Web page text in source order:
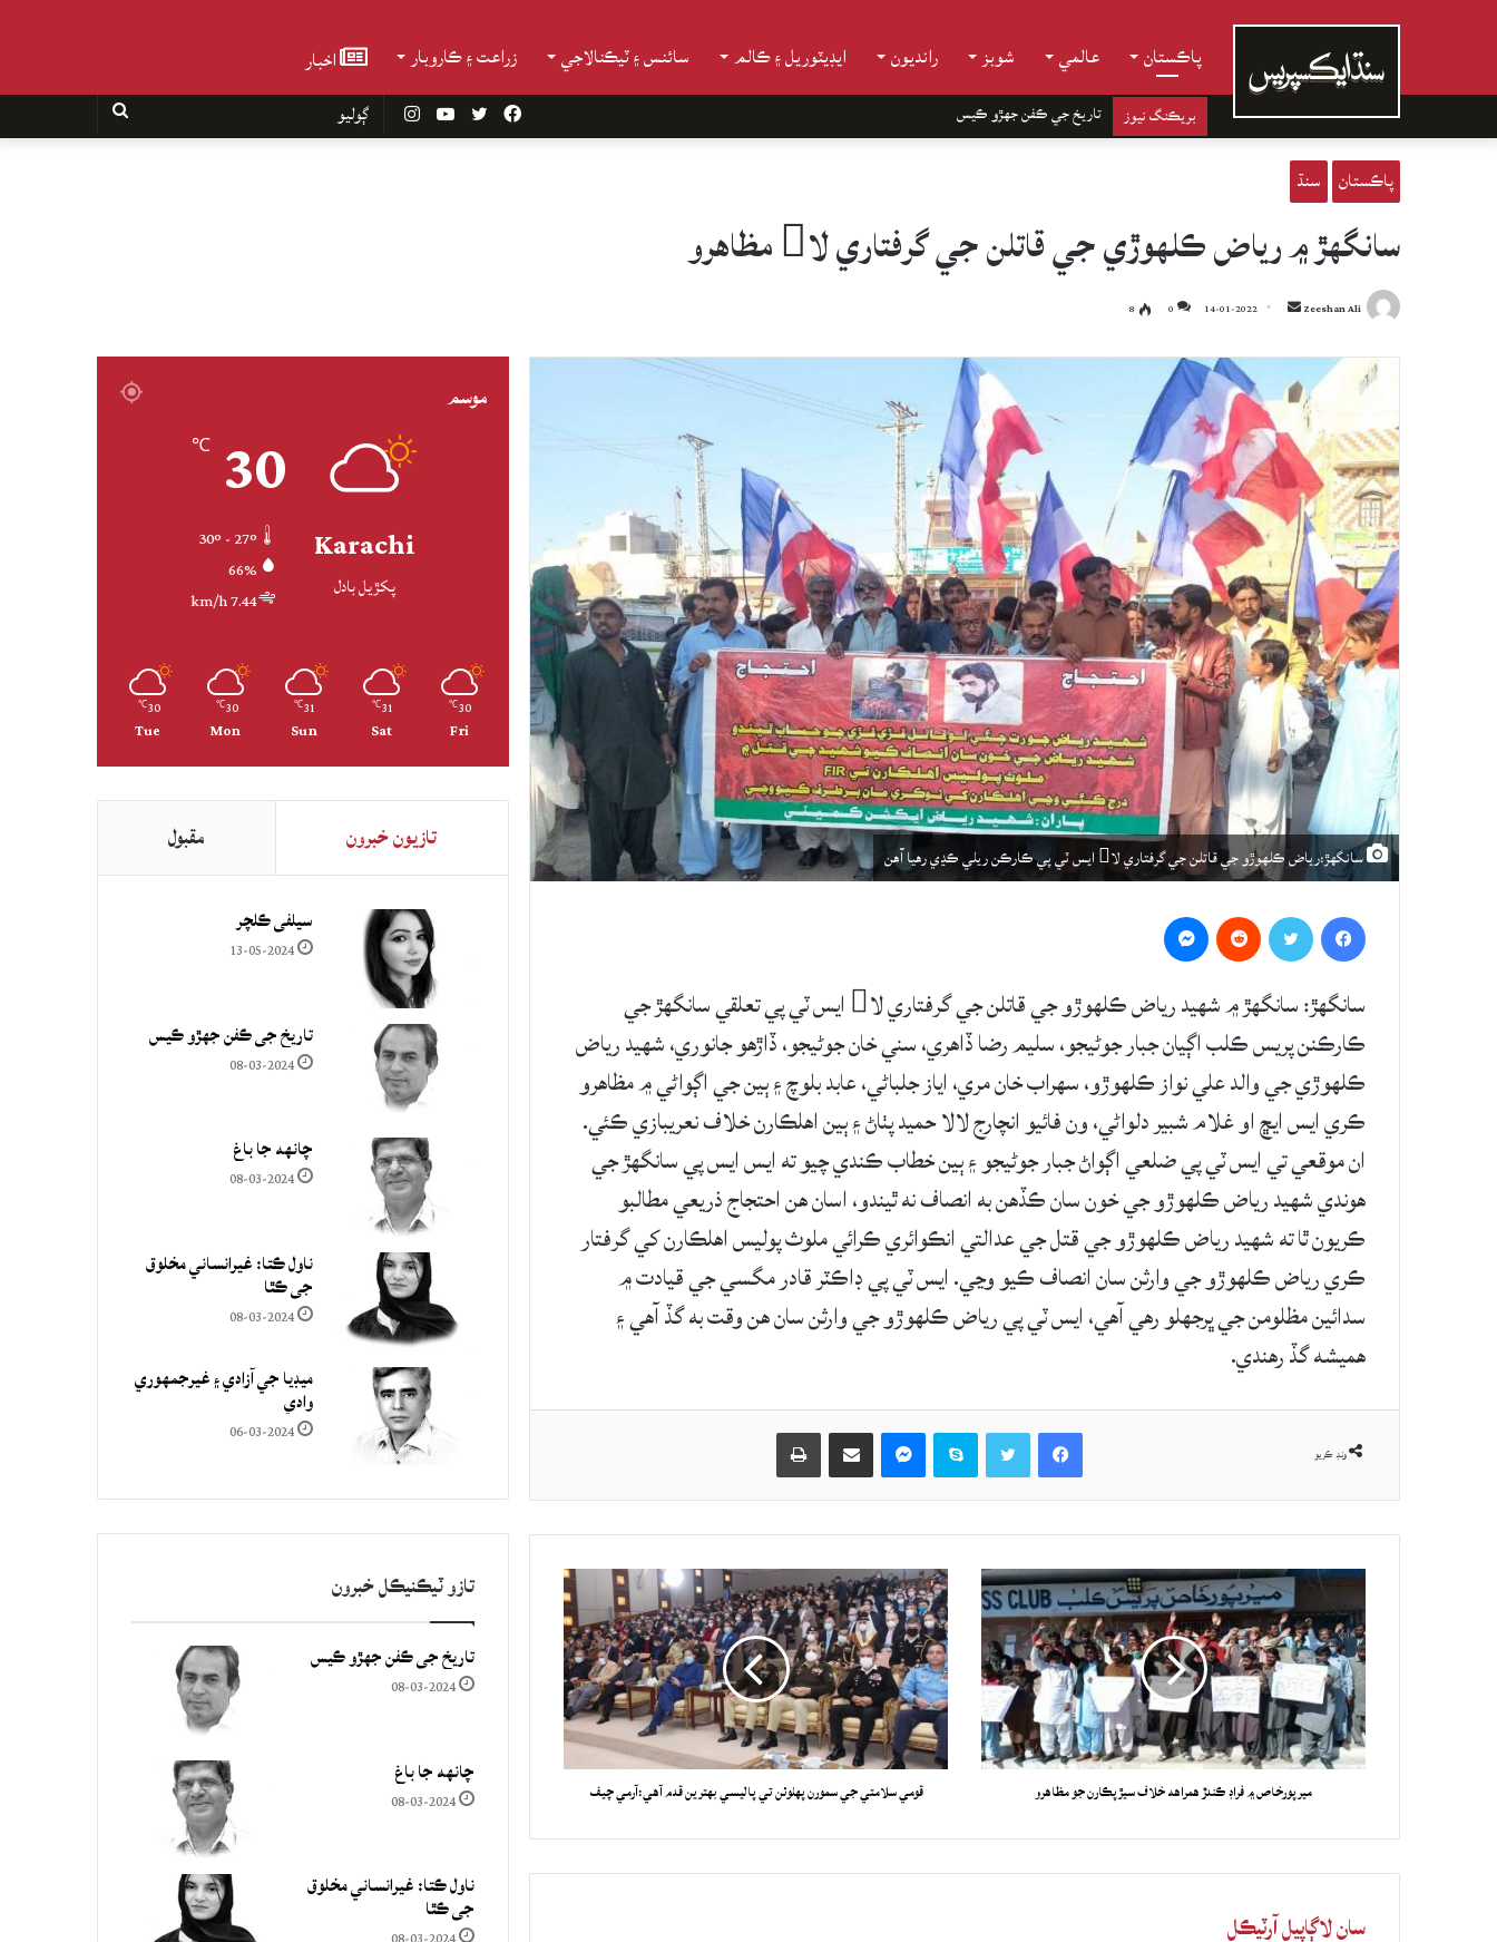
پاڪستان عالمي شوبز رانديون ايڊيٽوريل ۽ ڪالم سائنس ۽ ٽيڪنالاجي زراعت ۽ ڪاروبار اخبار
بريڪنگ نيوز تاريخ جي ڪفن جھڙو ڪيس InstagramYouTube Twitter
Facebook
پاڪستان سنڌ
سانگهڙ ۾ رياض ڪلهوڙي جي قاتلن جي گرفتاري لا مظاهرو
Zeeshan Ali
Send
email
14-01-2022
0
8
سانگهڙ:رياض ڪلهوڙو جي قاتلن جي گرفتاري لا ايس ٽي پي ڪارڪن ريلي ڪڍي رهيا آهن
سانگھڙ: سانگهڙ ۾ شهيد رياض ڪلهوڙو جي قاتلن جي گرفتاري لا ايس ٽي پي تعلقي سانگهڙ جي
ڪارڪنن پريس ڪلب اڳيان جبار جوڻيجو، سليم رضا ڏاھري، سني خان جوڻيجو، ڏاڙهو جانوري، شھيد رياض
ڪلھوڙي جي والد علي نواز ڪلھوڙو، سھراب خان مري، اياز جلباڻي، عابد بلوچ ۽ ٻين جي اڳواڻي ۾ مظاهرو
ڪري ايس ايڇ او غلام شبير دلواڻي، ون فائيو انچارج لالا حميد پٺاڻ ۽ ٻين اهلڪارن خلاف نعريبازي ڪئي.
ان موقعي تي ايس ٽي پي ضلعي اڳواڻ جبار جوڻيجو ۽ ٻين خطاب ڪندي چيو ته ايس ايس پي سانگھڙ جي
ھوندي شھيد رياض ڪلھوڙو جي خون سان ڪڏھن به انصاف نه ٿيندو، اسان ھن احتجاج ذريعي مطالبو
ڪريون ٿا ته شھيد رياض ڪلھوڙو جي قتل جي عدالتي انڪوائري ڪرائي ملوث پوليس اھلڪارن کي گرفتار
ڪري رياض ڪلھوڙو جي وارثن سان انصاف ڪيو وڃي. ايس ٽي پي ڊاڪٽر قادر مگسي جي قيادت ۾
سدائين مظلومن جي ڀرجھلو رھي آھي، ايس ٽي پي رياض ڪلھوڙو جي وارثن سان ھن وقت به گڏ آھي ۽
ھميشه گڏ رھندي.
ونڊ ڪريو
Facebook
Skype حصيداري ڪريو اي ميل ذريعي
ميرپورخاص ۾ فراڊ ڪندڙ همراهه خلاف سيڙپڪارن جو مظاهرو قومي سلامتي جي سمورن پهلوئن تي پاليسي بهترين قدم آهي:آرمي چيف
سان لاڳاپيل آرٽيڪل
موسم
Karachi
پکڙيل بادل
30
℃
66%
7.44 km/h
30
℃
Fri
31
℃
Sat
31
℃
Sun
30
℃
Mon
30
℃
Tue
تازيون خبرون مقبول
سيلفي ڪلچر
13-05-2024
تاريخ جي ڪفن جھڙو ڪيس
08-03-2024
چانهه جا باغ
08-03-2024
ناول ڪتا: غيرانساني مخلوق
جي ڪٿا
08-03-2024
ميڊيا جي آزادي ۽ غيرجمھوري
وادي
06-03-2024
تازو ٽيڪنيڪل خبرون
تاريخ جي ڪفن جھڙو ڪيس
08-03-2024
چانهه جا باغ
08-03-2024
ناول ڪتا: غيرانساني مخلوق
جي ڪٿا